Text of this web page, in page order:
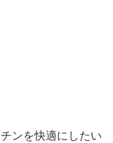
ンを快適にしたい